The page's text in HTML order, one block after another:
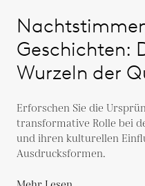
Geschichten:
Wurzeln der
Erforschen Sie die
transformative Rolle bei
und ihren kulturellen
Ausdrucksformen.